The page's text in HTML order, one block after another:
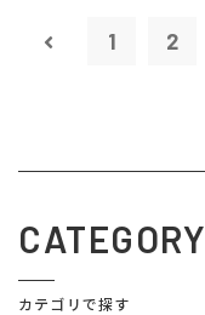
1 2
CATEGORY
カテゴリで探す